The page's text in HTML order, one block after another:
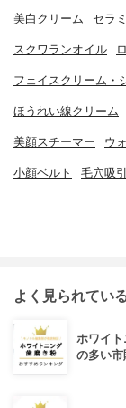
美白クリーム セラ
スクワランオイル
フェイスクリーム・
ほうれい線クリーム
美顔スチーマー ウ
小顔ベルト 毛穴吸
よく見られてい
ホワイ
の多い